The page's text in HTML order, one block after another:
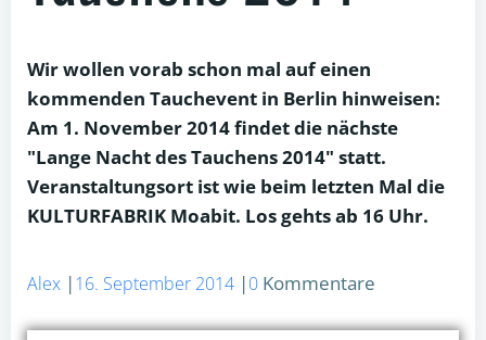
Wir wollen vorab schon mal auf einen
kommenden Tauchevent in Berlin hinweisen:
Am 1. November 2014 findet die nächste
"Lange Nacht des Tauchens 2014" statt.
Veranstaltungsort ist wie beim letzten Mal die
KULTURFABRIK Moabit. Los gehts ab 16 Uhr.
Alex |16. September 2014 |0 Kommentare